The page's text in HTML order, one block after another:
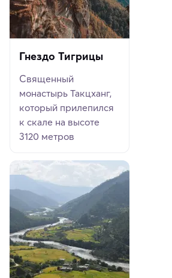
Гнездо Тигрицы
Священный
монастырь Такцханг,
который прилепился
к скале на высоте
3120 метров